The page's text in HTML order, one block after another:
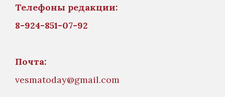
Телефоны редакции:
8-924-851-07-92
Почта:
vesmatoday@gmail.com